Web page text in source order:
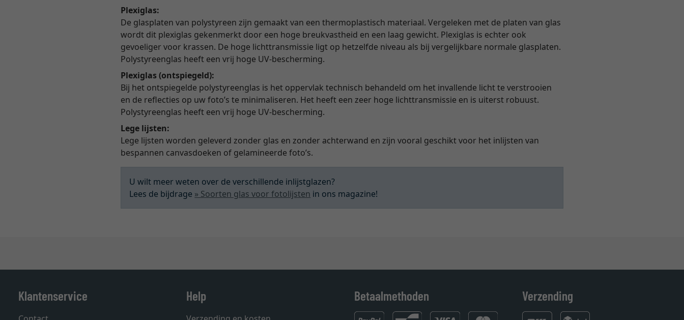
Plexiglas:
De glasplaten van polystyreen zijn gemaakt van een thermoplastisch materiaal. Vergeleken met de platen van glas
wordt dit plexiglas gekenmerkt door een hoge breukvastheid en een laag gewicht. Plexiglas is echter ook
gevoeliger voor krassen. De hoge lichttransmissie ligt op hetzelfde niveau als bij vergelijkbare normale glasplaten.
Polystyreenglas heeft een vrij hoge UV-bescherming.
Plexiglas (ontspiegeld):
Bij het ontspiegelde polystyreenglas is het oppervlak technisch behandeld om het invallende licht te verstrooien
en de reflecties op uw foto’s te minimaliseren. Het heeft een zeer hoge lichttransmissie en is uiterst robuust.
Polystyreenglas heeft een vrij hoge UV-bescherming.
Lege lijsten:
Lege lijsten worden geleverd zonder glas en zonder achterwand en zijn vooral geschikt voor het inlijsten van
bespannen canvasdoeken of gelamineerde foto’s.
U wilt meer weten over de verschillende inlijstglazen?
Lees de bijdrage » Soorten glas voor fotolijsten in ons magazine!
Klantenservice Help Betaalmethoden Verzending